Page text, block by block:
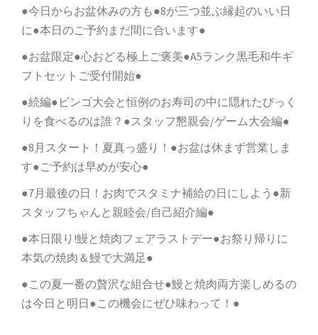
●今日からお盆休みの方も●8が三つ並ぶ縁起のいい日
に●本日のご予約まだ間に合います●
●お盆限定●心おどる極上ご褒美●A5ランク黒毛和牛ギ
フトセットご受付開始●
●続編●ビンゴ大会と恒例のお寿司の中に隠れたびっく
りを食べるのは誰？●スタッフ懇親会/ゲーム大会編●
●8月スタート！夏真っ盛り！●お盆は休まず営業しま
す●ご予約は早めが安心●
●7月最後の日！お肉でスタミナ補給の日にしよう●新
スタッフちゃんと親睦会/自己紹介編●
●本日限り!鰻と焼肉フェアラストデー●お祭り帰りに
本気の焼肉＆鰻で大満足●
●この夏一番の贅沢な組合せ●鰻と焼肉両方楽しめるの
は今日と明日●この機会にぜひ味わって！●